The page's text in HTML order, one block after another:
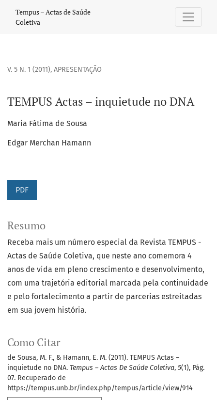
Tempus – Actas de Saúde
Coletiva
V. 5 N. 1 (2011), APRESENTAÇÃO
TEMPUS Actas – inquietude no DNA
Maria Fátima de Sousa
Edgar Merchan Hamann
PDF
Como Citar
de Sousa, M. F., & Hamann, E. M. (2011). TEMPUS Actas –
inquietude no DNA. Tempus – Actas De Saúde Coletiva, 5(1), Pág.
07. Recuperado de
https://tempus.unb.br/index.php/tempus/article/view/914
Resumo
Receba mais um número especial da Revista TEMPUS -
Actas de Saúde Coletiva, que neste ano comemora 4
anos de vida em pleno crescimento e desenvolvimento,
com uma trajetória editorial marcada pela continuidade
e pelo fortalecimento a partir de parcerias estreitadas
em sua jovem história.